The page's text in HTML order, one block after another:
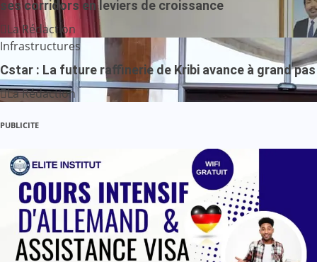
ses corridors en leviers de croissance
La Rédaction
Infrastructures
Cstar : La future raffinerie de Kribi avance à grand pas
La Rédaction
PUBLICITE